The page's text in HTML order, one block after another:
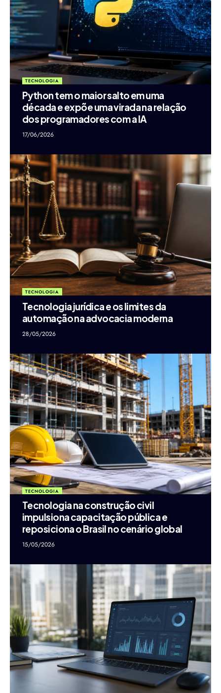
TECNOLOGIA
Python tem o maior salto em uma
década e expõe uma virada na relação
dos programadores com a IA
17/06/2026
TECNOLOGIA
Tecnologia jurídica e os limites da
automação na advocacia moderna
28/05/2026
TECNOLOGIA
Tecnologia na construção civil
impulsiona capacitação pública e
reposiciona o Brasil no cenário global
15/05/2026